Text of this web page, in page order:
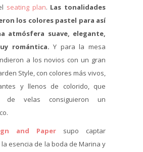
seating plan. Las tonalidades
los colores pastel para así
atmósfera suave, elegante,
romántica. Y para la mesa
a los novios con un gran
Style, con colores más vivos,
y llenos de colorido, que
de velas consiguieron un
and Paper supo captar
esencia de la boda de Marina y